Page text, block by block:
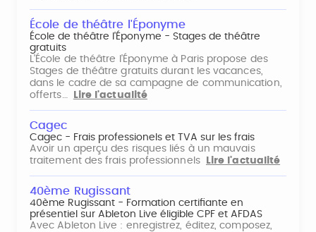
École de théâtre l'Éponyme
École de théâtre l'Éponyme - Stages de théâtre
gratuits
L'École de théâtre l'Éponyme à Paris propose des
Stages de théâtre gratuits durant les vacances,
dans le cadre de sa campagne de communication,
offerts…
Lire l'actualité
Cagec
Cagec - Frais professionels et TVA sur les frais
Avoir un aperçu des risques liés à un mauvais
traitement des frais professionnels
Lire l'actualité
40ème Rugissant
40ème Rugissant - Formation certifiante en
présentiel sur Ableton Live éligible CPF et AFDAS
Avec Ableton Live : enregistrez, éditez, composez,